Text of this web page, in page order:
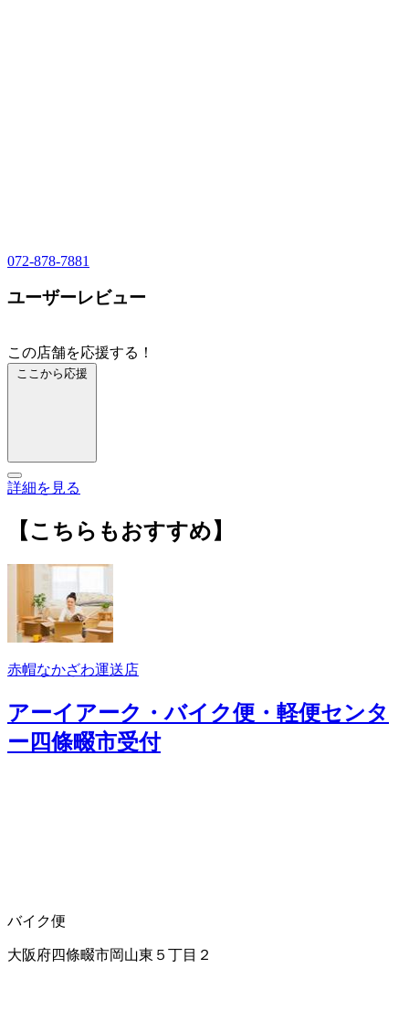
072-878-7881
ユーザーレビュー
この店舗を応援する！
ここから応援
詳細を見る
【こちらもおすすめ】
赤帽なかざわ運送店
アーイアーク・バイク便・軽便センタ
ー四條畷市受付
バイク便
大阪府四條畷市岡山東５丁目２